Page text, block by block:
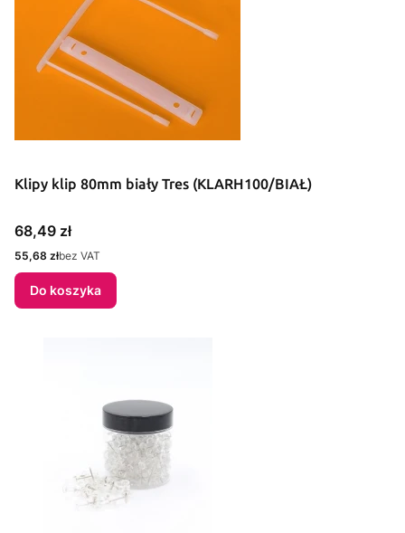
Klipy klip 80mm biały Tres (KLARH100/BIAŁ)
Cena
68,49 zł
Cena
55,68 złbez VAT
Do koszyka